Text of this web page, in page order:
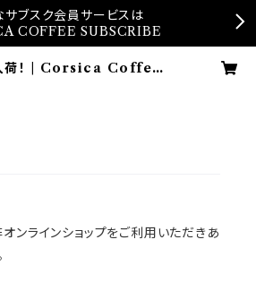
サブスク会員サービスは
COFFEE SUBSCRIBE
荷！ | Corsica Coffee
ンラインショップをご利用いただきあ